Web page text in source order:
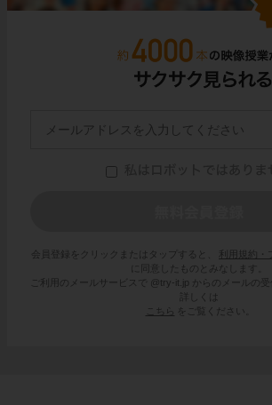
会員登録をクリックまたはタップすると、
利用規約・
に同意したものとみなします。
ご利用のメールサービスで @try-it.jp からのメールの受
詳しくは
こちら
をご覧ください。